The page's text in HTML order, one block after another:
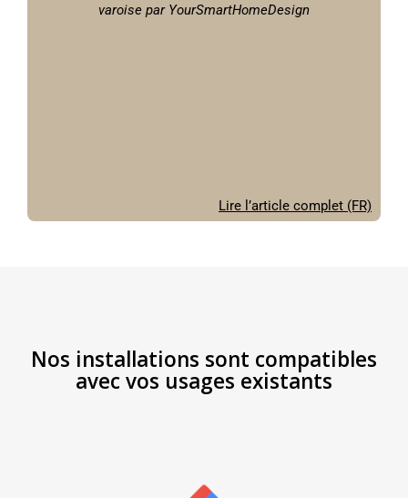
varoise par YourSmartHomeDesign
Lire l’article complet (FR)
Nos installations sont compatibles
avec vos usages existants